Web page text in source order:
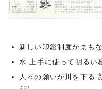
新しい印鑑制度がまも
水 上手に使って明るい
人々の願いが川を下る